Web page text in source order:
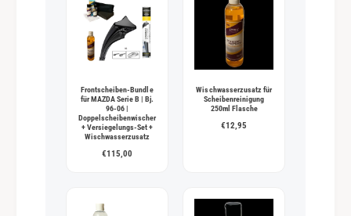
Frontscheiben-Bundle
für MAZDA Serie B | Bj.
96-06 |
Doppelscheibenwischer
+ Versiegelungs-Set +
Wischwasserzusatz
€115,00
Wischwasserzusatz für
Scheibenreinigung
250ml Flasche
€12,95